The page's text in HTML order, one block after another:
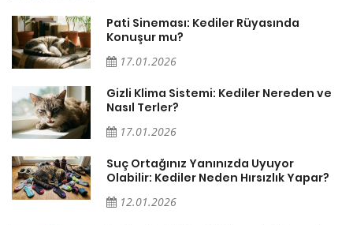
Pati Sineması: Kediler Rüyasında
Konuşur mu?
17.01.2026
Gizli Klima Sistemi: Kediler Nereden ve
Nasıl Terler?
17.01.2026
Suç Ortağınız Yanınızda Uyuyor
Olabilir: Kediler Neden Hırsızlık Yapar?
12.01.2026